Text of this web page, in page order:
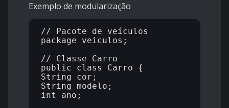
Exemplo de modularização
// Pacote de veículos
package veiculos;
// Classe Carro
public class Carro {
String cor;
String modelo;
int ano;